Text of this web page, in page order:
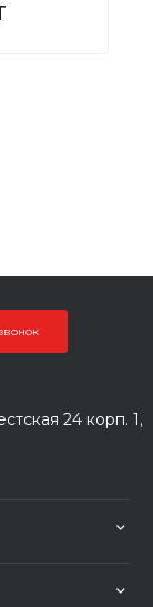
24 корп. 1,